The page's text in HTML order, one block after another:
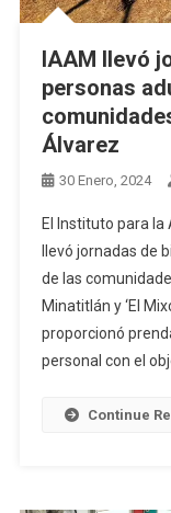
IAAM llevó
personas
Álvarez
30 Enero, 2024
El Instituto para
llevó jornadas de
de las
Minatitlán y ‘El
proporcionó
personal con el
Continue